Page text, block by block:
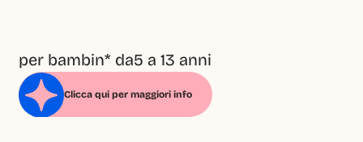
per bambin* da5 a 13 anni
Clicca qui per maggiori info